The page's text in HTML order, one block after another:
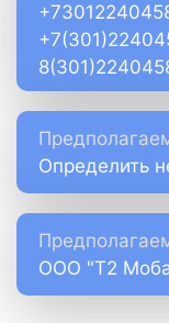
Определить
ООО "Т2